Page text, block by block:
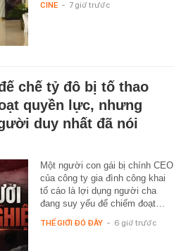
CINE - 7 giờ trước
chế tỷ đô bị tố thao
quyền lực, nhưng
duy nhất đã nói
Một người con gái bị chính CEO
của công ty gia đình công khai
tố cáo là lợi dụng người cha
đang suy yếu để chiếm đoạt…
THẾ GIỚI ĐÓ ĐÂY - 6 giờ trước